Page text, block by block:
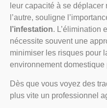
leur capacité à se déplacer
l’autre, souligne
l’infestation. L’élimination
nécessite souvent une
minimiser les risques pour
environnement domestique
Dès que vous voyez des
plus vite un professionnel